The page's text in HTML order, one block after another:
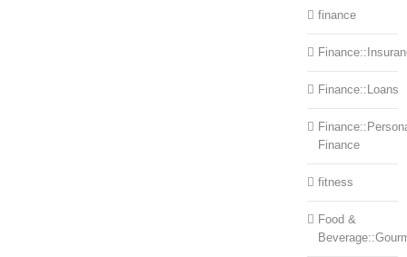
finance
Finance::Loans
Finance
fitness
Food &